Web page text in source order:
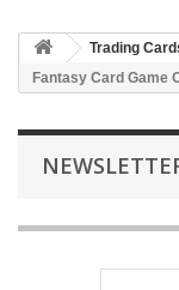
Trading
Fantasy Card Game